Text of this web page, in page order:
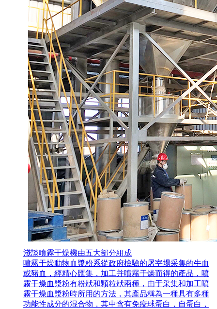
淺談噴霧干燥機由五大部分組成
噴霧干燥動物血漿粉系從政府檢驗的屠宰場采集的牛血
或豬血，經精心匯集，加工并噴霧干燥而得的產品，噴
霧干燥血漿粉有粉狀和顆粒狀兩種，由于采集和加工噴
霧干燥血漿粉時所用的方法，其產品稱為一種具有多種
功能性成分的混合物，其中含有免疫球蛋白，自蛋白，